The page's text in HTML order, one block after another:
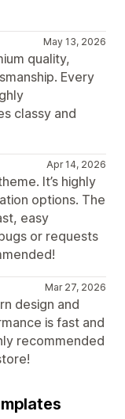
May 13, 2026
quality,
Every
classy and
Apr 14, 2026
It’s highly
options. The
easy
or requests
Mar 27, 2026
design and
is fast and
recommended